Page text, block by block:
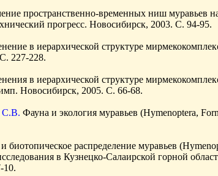
пространственно-временных ниш муравьев
прогресс. Новосибирск, 2003. С. 94-95.
в иерархической структуре
227-228.
в иерархической структуре
Новосибирск, 2005. С. 66-68.
С.В. Фауна и экология муравьев (Hymenoptera,
биотопическое распределение муравьев
в Кузнецко-Салаирской горной